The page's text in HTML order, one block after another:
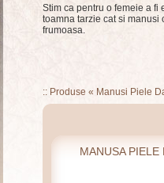
Stim ca pentru o femeie a fi
toamna tarzie cat si
frumoasa.
:: Produse « Manusi Piele
MANUSA